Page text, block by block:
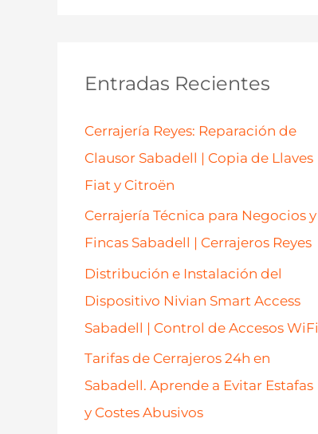
rEntradas Recientes
Cerrajería Reyes: Reparación de
Clausor Sabadell | Copia de Llaves
Fiat y Citroën
Cerrajería Técnica para Negocios y
Fincas Sabadell | Cerrajeros Reyes
Distribución e Instalación del
Dispositivo Nivian Smart Access
Sabadell | Control de Accesos WiFi
Tarifas de Cerrajeros 24h en
Sabadell. Aprende a Evitar Estafas
y Costes Abusivos